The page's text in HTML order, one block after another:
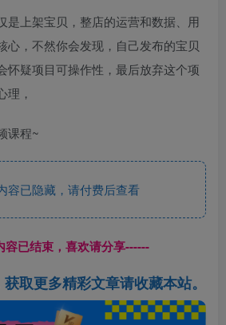
是上架宝贝，整店的运营和数据、用
心，不然你会发现，自己发布的宝贝
怀疑项目可操作性，最后放弃这个项
理，
课程~
已隐藏，请付费后查看
容已结束，喜欢请分享------
取更多精彩文章请收藏本站。